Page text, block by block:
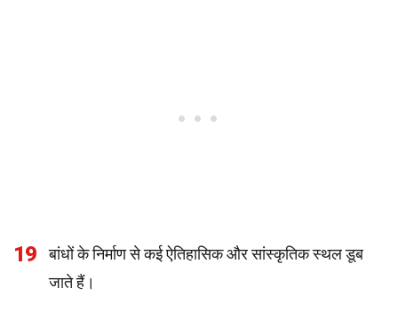
19
बांधों के निर्माण से कई ऐतिहासिक और सांस्कृतिक स्थल डूब
जाते हैं।